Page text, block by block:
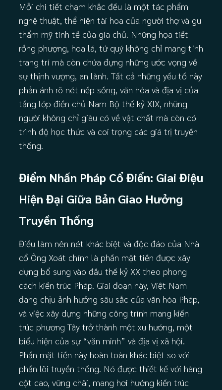
Mỗi chi tiết chạm khắc đều là một tác phẩm
nghệ thuật, thể hiện tài hoa của người thợ và gu
thẩm mỹ tinh tế của gia chủ. Những họa tiết
rồng phượng, hoa lá, tứ quý không chỉ mang tính
trang trí mà còn chứa đựng những ước vọng về
sự thịnh vượng, an lành. Tất cả những yếu tố này
phản ánh rõ nét nếp sống, văn hóa và địa vị của
tầng lớp điền chủ Nam Bộ thế kỷ XIX, những
người không chỉ giàu có về vật chất mà còn có
trình độ học thức và coi trọng các giá trị truyền
thống.
Điểm Nhấn Pháp Cổ Điển: Giai Điệu
Hiện Đại Giữa Bản Giao Hưởng
Truyền Thống
Điều làm nên nét khác biệt và độc đáo của Nhà
cổ Ông Xoát chính là phần mặt tiền được xây
dựng bổ sung vào đầu thế kỷ XX theo phong
cách kiến trúc Pháp. Giai đoạn này, Việt Nam
đang chịu ảnh hưởng sâu sắc của văn hóa Pháp,
và việc xây dựng những công trình mang kiến
trúc phương Tây trở thành một xu hướng, một
biểu hiện của sự “văn minh” và địa vị xã hội.
Phần mặt tiền này hoàn toàn khác biệt so với
phần lõi truyền thống. Nó được thiết kế với hàng
cột cao, vững chãi, mang hơi hướng kiến trúc